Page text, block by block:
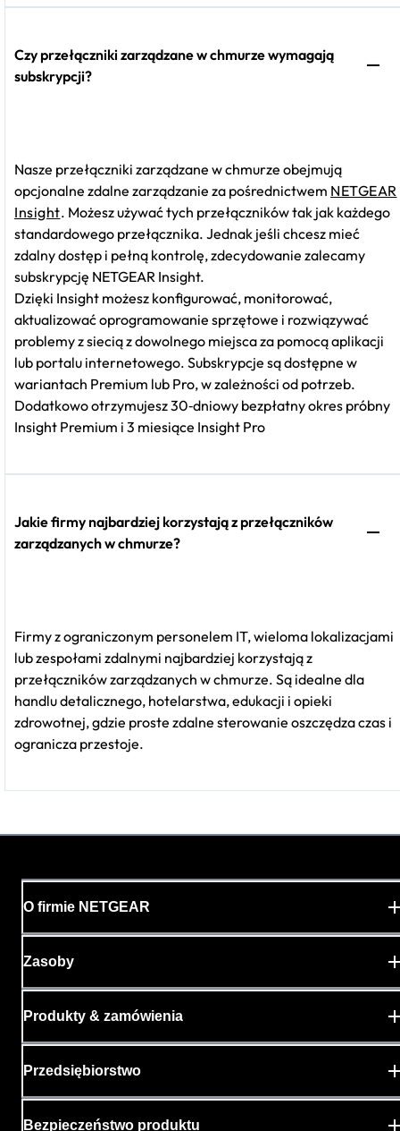
Czy przełączniki zarządzane w chmurze wymagają
subskrypcji?
Nasze przełączniki zarządzane w chmurze obejmują
opcjonalne zdalne zarządzanie za pośrednictwem NETGEAR
Insight. Możesz używać tych przełączników tak jak każdego
standardowego przełącznika. Jednak jeśli chcesz mieć
zdalny dostęp i pełną kontrolę, zdecydowanie zalecamy
subskrypcję NETGEAR Insight.
Dzięki Insight możesz konfigurować, monitorować,
aktualizować oprogramowanie sprzętowe i rozwiązywać
problemy z siecią z dowolnego miejsca za pomocą aplikacji
lub portalu internetowego. Subskrypcje są dostępne w
wariantach Premium lub Pro, w zależności od potrzeb.
Dodatkowo otrzymujesz 30‑dniowy bezpłatny okres próbny
Insight Premium i 3 miesiące Insight Pro
Jakie firmy najbardziej korzystają z przełączników
zarządzanych w chmurze?
Firmy z ograniczonym personelem IT, wieloma lokalizacjami
lub zespołami zdalnymi najbardziej korzystają z
przełączników zarządzanych w chmurze. Są idealne dla
handlu detalicznego, hotelarstwa, edukacji i opieki
zdrowotnej, gdzie proste zdalne sterowanie oszczędza czas i
ogranicza przestoje.
O firmie NETGEAR
Zasoby
Produkty & zamówienia
Przedsiębiorstwo
Bezpieczeństwo produktu